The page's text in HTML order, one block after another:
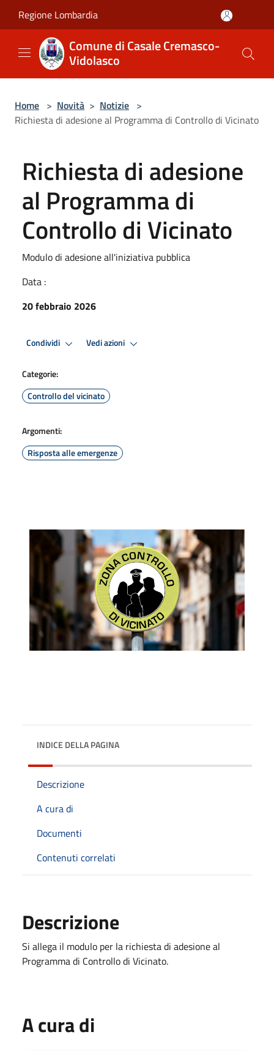
Regione Lombardia
Comune di Casale Cremasco-
Vidolasco
Home > Novità > Notizie >
Richiesta di adesione al Programma di Controllo di Vicinato
Richiesta di adesione
al Programma di
Controllo di Vicinato
Modulo di adesione all'iniziativa pubblica
Data :
20 febbraio 2026
Condividi Vedi azioni
Categorie:
Controllo del vicinato
Argomenti:
Risposta alle emergenze
INDICE DELLA PAGINA
Descrizione
A cura di
Documenti
Contenuti correlati
Descrizione
Si allega il modulo per la richiesta di adesione al
Programma di Controllo di Vicinato.
A cura di